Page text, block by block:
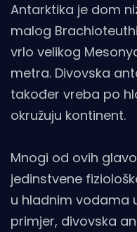
Antarktika je dom
malog
vrlo velikog
metra. Divovska
također vreba po
okružuju kontinent.
Mnogi od ovih
jedinstvene
u hladnim vodama
primjer, divovska